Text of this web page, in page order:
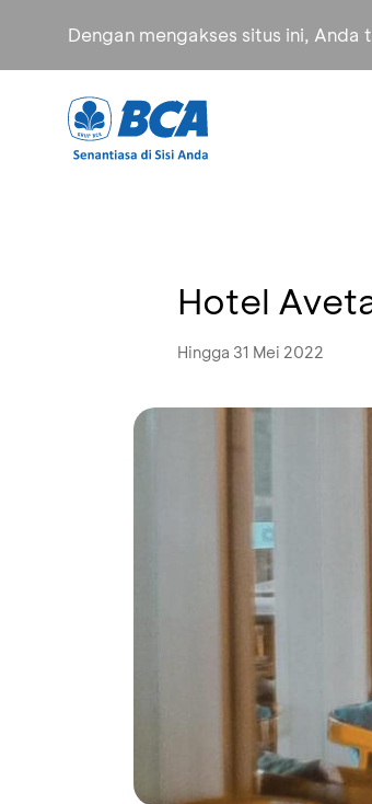
Dengan mengakses situs ini,
Hotel
Hingga 31 Mei 2022